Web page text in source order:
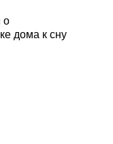
о
дома к сну